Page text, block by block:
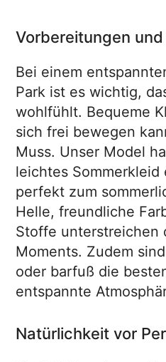
Vorbereitungen
Bei einem
Park ist es wichtig,
wohlfühlt. Bequeme
sich frei bewegen
Muss. Unser Model
leichtes Sommerkleid
perfekt zum
Helle, freundliche
Stoffe unterstreichen
Moments. Zudem
oder barfuß die
entspannte
Natürlichkeit vor